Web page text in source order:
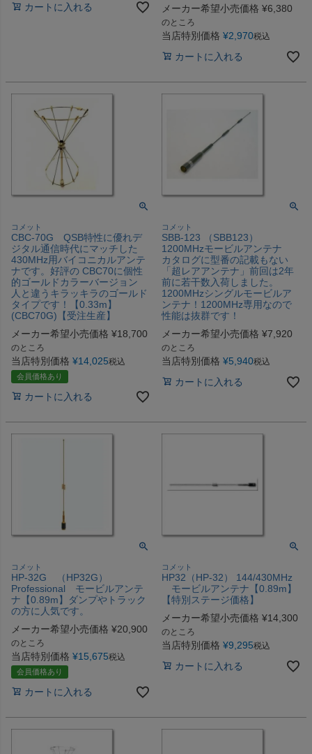
カートに入れる
メーカー希望小売価格 ¥6,380
のところ
当店特別価格 ¥2,970税込
カートに入れる
コメット
CBC-70G QSB特性に優れデ
ジタル通信時代にマッチした
430MHz用バイコニカルアンテ
ナです。好評の CBC70に個性
的ゴールドカラーバージョン
人と違うキラッキラのゴールド
タイプです！【0.33m】
(CBC70G)【受注生産】
メーカー希望小売価格 ¥18,700
のところ
当店特別価格 ¥14,025税込
会員価格あり
カートに入れる
コメット
SBB-123 （SBB123）
1200MHzモービルアンテナ
カタログに型番の記載もない
「超レアアンテナ」前回は2年
前に若干数入荷しました。
1200MHzシングルモービルア
ンテナ！1200MHz専用なので
性能は抜群です！
メーカー希望小売価格 ¥7,920
のところ
当店特別価格 ¥5,940税込
カートに入れる
コメット
HP-32G （HP32G）
Professional モービルアンテ
ナ【0.89m】ダンプやトラック
の方に人気です。
メーカー希望小売価格 ¥20,900
のところ
当店特別価格 ¥15,675税込
会員価格あり
カートに入れる
コメット
HP32（HP-32） 144/430MHz
モービルアンテナ【0.89m】
【特別ステージ価格】
メーカー希望小売価格 ¥14,300
のところ
当店特別価格 ¥9,295税込
カートに入れる